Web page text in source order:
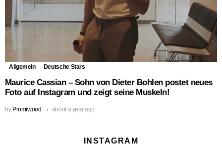
Allgemein Deutsche Stars
Maurice Cassian – Sohn von Dieter Bohlen postet neues
Foto auf Instagram und zeigt seine Muskeln!
by Promiwood about a year ago
INSTAGRAM